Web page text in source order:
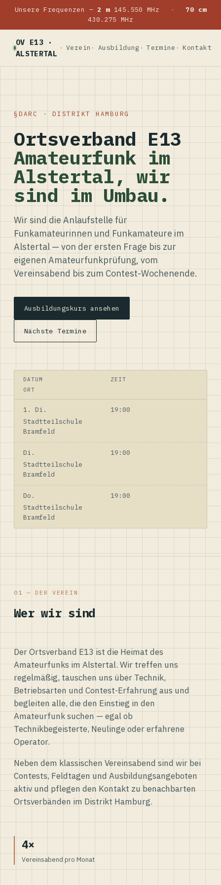
Unsere Frequenzen — 2 m145.550 MHz ·
70 cm
430.275 MHz
OV E13 ·
ALSTERTAL
Verein Ausbildung Termine Kontakt
DARC · DISTRIKT HAMBURG
Ortsverband E13
Amateurfunk im
Alstertal, wir
sind im Umbau.
Wir sind die Anlaufstelle für
Funkamateurinnen und Funkamateure im
Alstertal — von der ersten Frage bis zur
eigenen Amateurfunkprüfung, vom
Vereinsabend bis zum Contest-Wochenende.
Ausbildungskurs ansehen
Nächste Termine
DATUM
ZEIT
ORT
1. Di.
19:00
Stadtteilschule
Bramfeld
Di.
19:00
Stadtteilschule
Bramfeld
Do.
19:00
Stadtteilschule
Bramfeld
01 — DER VEREIN
Wer wir sind
Der Ortsverband E13 ist die Heimat des
Amateurfunks im Alstertal. Wir treffen uns
regelmäßig, tauschen uns über Technik,
Betriebsarten und Contest-Erfahrung aus und
begleiten alle, die den Einstieg in den
Amateurfunk suchen — egal ob
Technikbegeisterte, Neulinge oder erfahrene
Operator.
Neben dem klassischen Vereinsabend sind wir bei
Contests, Feldtagen und Ausbildungsangeboten
aktiv und pflegen den Kontakt zu benachbarten
Ortsverbänden im Distrikt Hamburg.
4×
Vereinsabend pro Monat